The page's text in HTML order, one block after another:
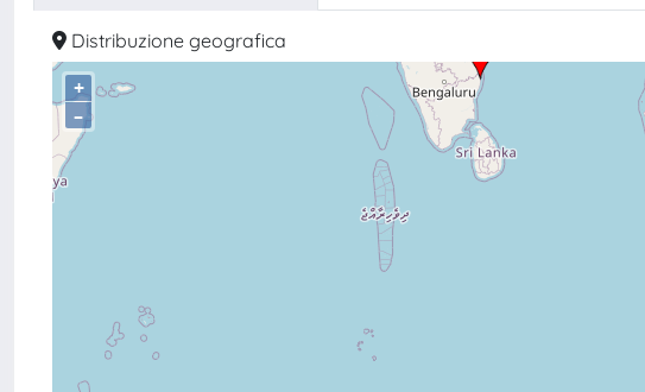
Distribuzione geografica
+
–